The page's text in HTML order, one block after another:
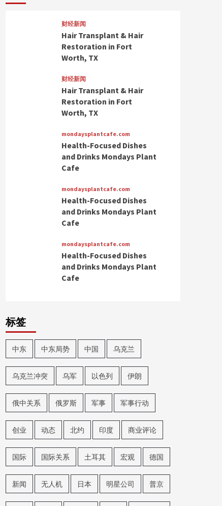
财经新闻
Hair Transplant & Hair
Restoration in Fort
Worth, TX
财经新闻
Hair Transplant & Hair
Restoration in Fort
Worth, TX
mondaysplantcafe.com
Health-Focused Dishes
and Drinks Mondays Plant
Cafe
mondaysplantcafe.com
Health-Focused Dishes
and Drinks Mondays Plant
Cafe
mondaysplantcafe.com
Health-Focused Dishes
and Drinks Mondays Plant
Cafe
标签
中东 中东局势 中国 乌克兰
乌克兰冲突 乌军 以色列 伊朗
俄中关系 俄罗斯 军事 军事行动
创业 动态 北约 印度 商业评论
国际 国际关系 土耳其 宏观 德国
新闻 无人机 日本 明星公司 普京